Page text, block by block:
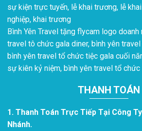
sự kiện trực tuyến, lễ khai trương, lễ
nghiệp, khai trương
Bình Yên Travel tặng flycam logo doanh
travel tô chức gala diner, bình yên
bình yên travel tổ chức tiệc gala cuối
sự kiên kỷ niệm, bình yên travel tổ
THANH TOÁN
1. Thanh Toán Trực Tiếp Tại Công
Nhánh.